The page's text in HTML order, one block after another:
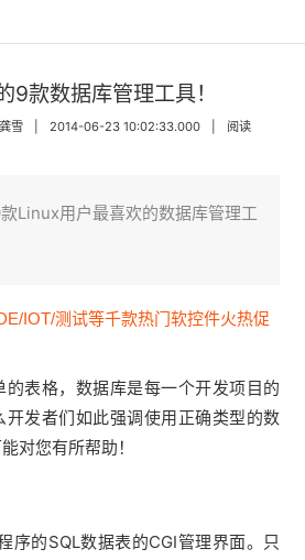
9款数据库管理工具！
雪 2014-06-23 10:02:33.000
阅读
Linux用户最喜欢的数据库管理工
IOT/测试等千款热门软控件火热促
的表格，数据库是每一个开发项目的
发者们如此强调使用正确类型的数
对您有所帮助！
序的SQL数据表的CGI管理界面。只